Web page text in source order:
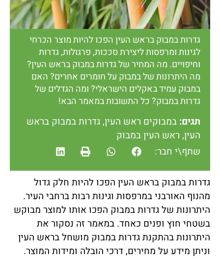
גדרות במבוק בראש העין הפכו להיות מוצר הכרחי
לגינות ומרפסות ליצירת סככות, פרגולות, גדרות
וחיפויים. מה המחיר של גדרות במבוק בראש העין?
מה היתרונות של במבוק על חומרים אחרים? האם
במבוק עמיד באקלים הישראלי? ומה הגדלים של
גדרות במבוק? כל התשובות במאמר הבא!
תגים: במבוקים ראש העין,גדרות במבוק בראש
העין, ראש העין במבוק
שתף\י חבר:
גדרות במבוק בראש העין הפכו להיות חלק גדול
מהנוף האורבני במרפסות וגינות רבות ברחבי העיר.
היתרונות של גדרות במבוק הפכו אותו למוצר מבוקש
בשטחי חוץ ופנים כאחד. במאמר זה נסקור את
היתרונות בהתקנת גדרות במבוק מושחל בראש העין
וניתן מידע על מחירים, דרכי הובלה ומידות המוצר.